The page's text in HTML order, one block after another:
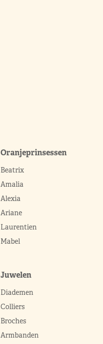
Oranjeprinsessen
Beatrix
Amalia
Alexia
Ariane
Laurentien
Mabel
Juwelen
Diademen
Colliers
Broches
Armbanden